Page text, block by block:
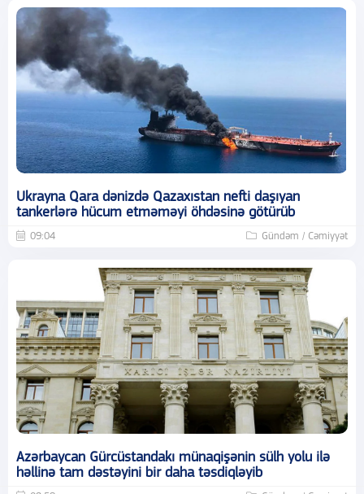
Ukrayna Qara dənizdə Qazaxıstan nefti daşıyan
tankerlərə hücum etməməyi öhdəsinə götürüb
09:04 Gündəm / Cəmiyyət
Azərbaycan Gürcüstandakı münaqişənin sülh yolu ilə
həllinə tam dəstəyini bir daha təsdiqləyib